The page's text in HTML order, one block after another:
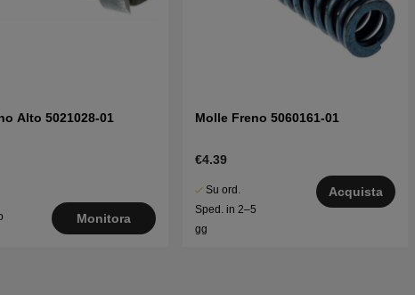
Alto 5021028-01
Monitora
Molle Freno 5060161-01
€4.39
Su ord.
Sped. in 2–5
gg
Acquista